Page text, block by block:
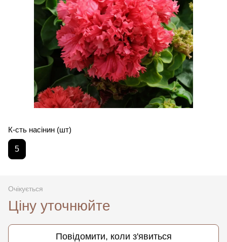
К-сть насінин (шт)
5
Очікується
Ціну уточнюйте
Повідомити, коли з'явиться